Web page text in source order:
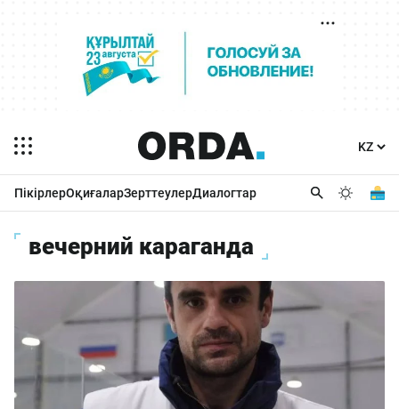
ПікірлерОқиғаларЗерттеулерДиалогтар
вечерний караганда